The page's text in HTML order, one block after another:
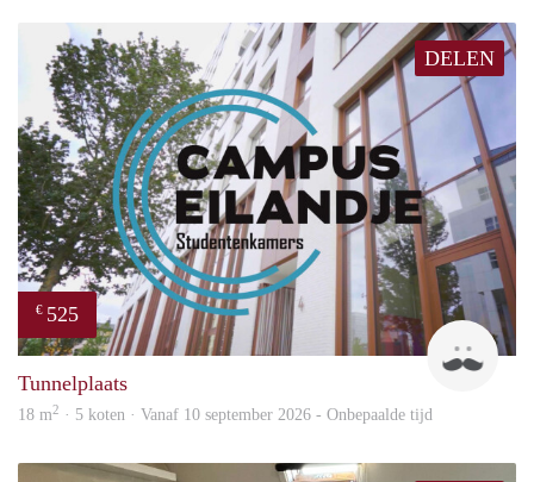
DELEN
€ 525
Leon
Tunnelplaats
18 m2 · 5 koten · Vanaf 10 september 2026 - Onbepaalde tijd